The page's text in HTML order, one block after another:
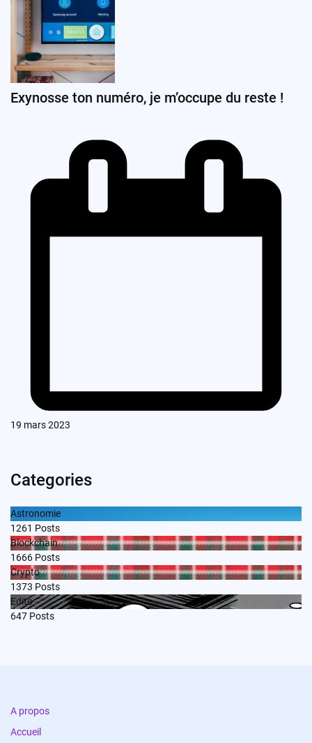
Exynosse ton numéro, je m’occupe du reste !
19 mars 2023
Categories
Astronomie
1261 Posts
Blockchain
1666 Posts
Crypto
1373 Posts
Edito
647 Posts
A propos
Accueil